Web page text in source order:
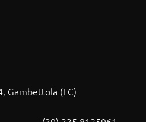
Gambettola (FC)